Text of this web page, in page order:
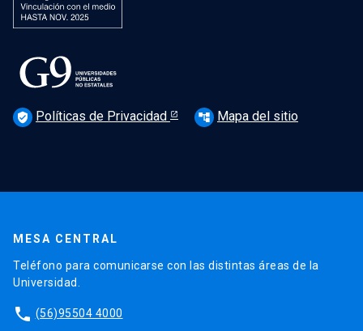
verified_user Políticas de Privacidad account_tree Mapa del sitio
MESA CENTRAL
Teléfono para comunicarse con las distintas áreas de la
Universidad.
phone (56)95504 4000